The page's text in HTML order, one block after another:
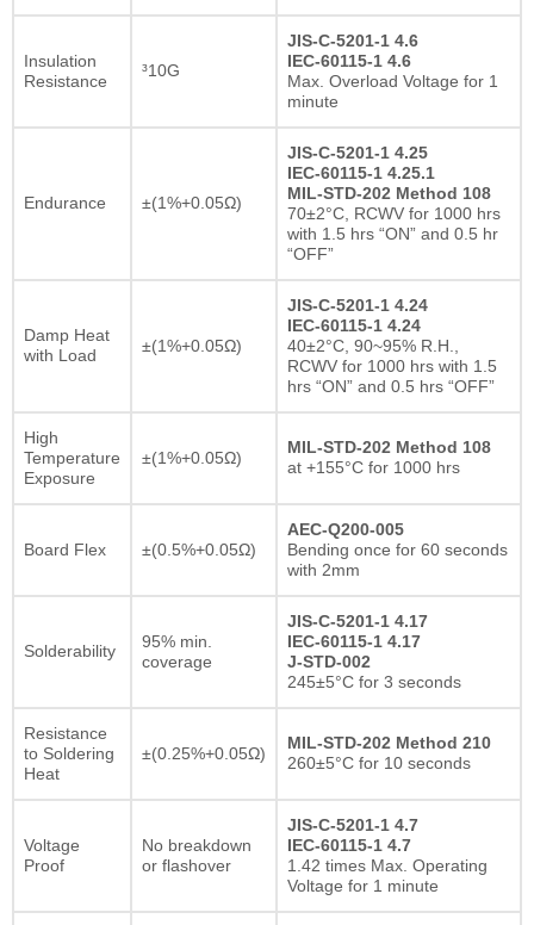
Insulation
Resistance
³10G
JIS-C-5201-1 4.6
IEC-60115-1 4.6
Max. Overload Voltage for 1
minute
Endurance ±(1%+0.05Ω)
JIS-C-5201-1 4.25
IEC-60115-1 4.25.1
MIL-STD-202 Method 108
70±2°C, RCWV for 1000 hrs
with 1.5 hrs “ON” and 0.5 hr
“OFF”
Damp Heat
with Load
±(1%+0.05Ω)
JIS-C-5201-1 4.24
IEC-60115-1 4.24
40±2°C, 90~95% R.H.,
RCWV for 1000 hrs with 1.5
hrs “ON” and 0.5 hrs “OFF”
High
Temperature
Exposure
±(1%+0.05Ω)
MIL-STD-202 Method 108
at +155°C for 1000 hrs
Board Flex ±(0.5%+0.05Ω)
AEC-Q200-005
Bending once for 60 seconds
with 2mm
Solderability
95% min.
coverage
JIS-C-5201-1 4.17
IEC-60115-1 4.17
J-STD-002
245±5°C for 3 seconds
Resistance
to Soldering
Heat
±(0.25%+0.05Ω)
MIL-STD-202 Method 210
260±5°C for 10 seconds
Voltage
Proof
No breakdown
or flashover
JIS-C-5201-1 4.7
IEC-60115-1 4.7
1.42 times Max. Operating
Voltage for 1 minute